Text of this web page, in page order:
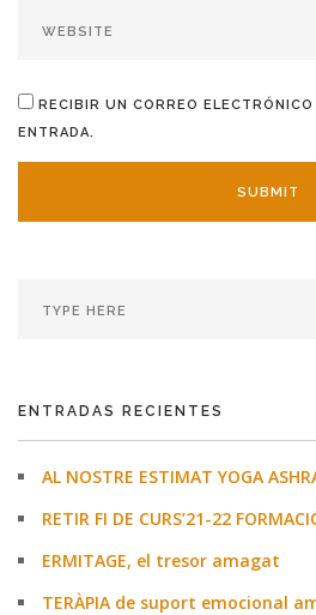
RECIBIR UN CORREO
ENTRADA.
ENTRADAS RECIENTES
AL NOSTRE ESTIMAT YOGA
RETIR FI DE CURS’21-22
ERMITAGE, el tresor amagat
TERÀPIA de suport emocional